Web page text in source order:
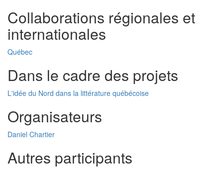
Collaborations régionales et
internationales
Québec
Dans le cadre des projets
L'idée du Nord dans la littérature québécoise
Organisateurs
Daniel Chartier
Autres participants